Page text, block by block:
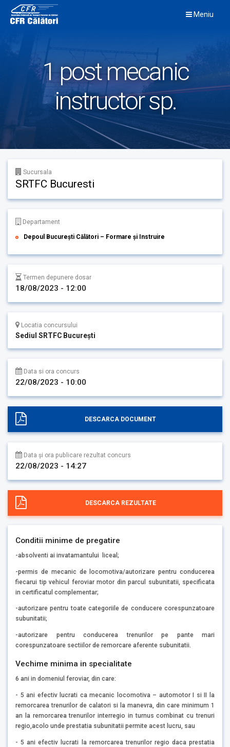
content
Meniu
1 post mecanic
instructor sp.
Sucursala
SRTFC Bucuresti
Departament
Depoul București Călători – Formare și Instruire
Termen depunere dosar
18/08/2023 - 12:00
Locatia concursului
Sediul SRTFC București
Data si ora concurs
22/08/2023 - 10:00
DESCARCA DOCUMENT
Data și ora publicare rezultat concurs
22/08/2023 - 14:27
DESCARCA REZULTATE
Conditii minime de pregatire
-absolventi ai invatamantului liceal;
-permis de mecanic de locomotiva/autorizare pentru conducerea
fiecarui tip vehicul feroviar motor din parcul subunitatii, specificata
in certificatul complementar;
-autorizare pentru toate categoriile de conducere corespunzatoare
subunitatii;
-autorizare pentru conducerea trenurilor pe pante mari
corespunzatoare sectiilor de remorcare aferente subunitatii.
Vechime minima in specialitate
6 ani in domeniul feroviar, din care:
- 5 ani efectiv lucrati ca mecanic locomotiva – automotor I si II la
remorcarea trenurilor de calatori si la manevra, din care minimum 1
an la remorcarea trenurilor interregio in turnus combinat cu trenuri
regio,acolo unde prestatia subunitatii permite acest lucru, sau
- 5 ani efectiv lucrati la remorcarea trenurilor regio daca prestatia